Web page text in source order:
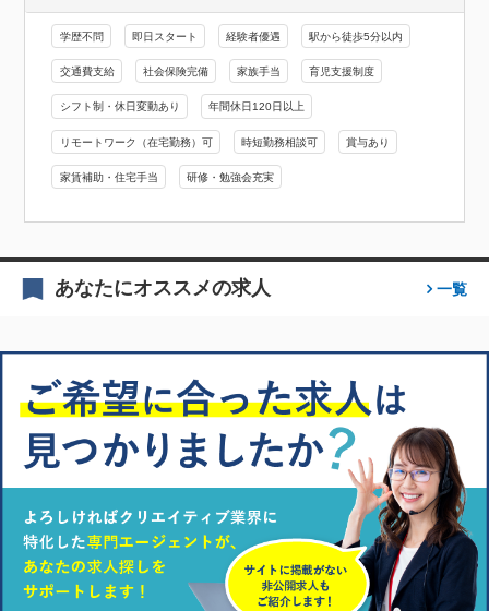
学歴不問 即日スタート 経験者優遇 駅から徒歩5分以内
交通費支給 社会保険完備 家族手当 育児支援制度
シフト制・休日変動あり 年間休日120日以上
リモートワーク（在宅勤務）可 時短勤務相談可 賞与あり
家賃補助・住宅手当 研修・勉強会充実
あなたにオススメの求人 一覧